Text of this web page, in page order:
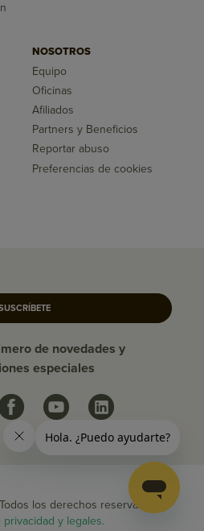
NOSOTROS
Equipo
Oficinas
Afiliados
Partners y Beneficios
Reportar abuso
Preferencias de cookies
de novedades y
especiales
los derechos reservados.
privacidad y legales.